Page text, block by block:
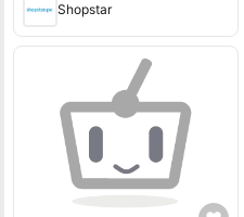
Shopstar